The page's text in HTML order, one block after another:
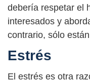
debería respetar el
interesados y
contrario, sólo
Estrés
El estrés es otra